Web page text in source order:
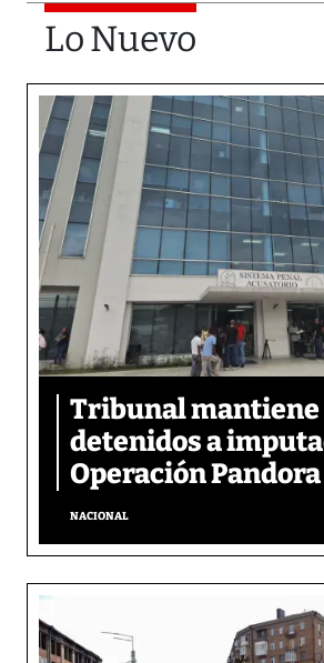
Lo Nuevo
Tribunal mantiene
detenidos a
Operación Pandora
NACIONAL